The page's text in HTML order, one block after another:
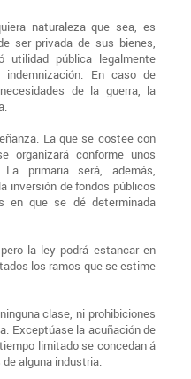
naturaleza que sea, es
ser privada de sus bienes,
utilidad pública legalmente
En caso de
de la guerra, la
La que se costee con
organizará conforme unos
primaria será, además,
inversión de fondos públicos
en que se dé determinada
la ley podrá estancar en
los ramos que se estime
clase, ni prohibiciones
Exceptúase la acuñación de
limitado se concedan á
alguna industria.